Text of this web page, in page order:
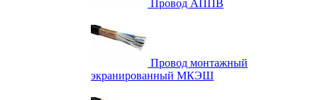
Провод АППВ
Провод монтажный
экранированный МКЭШ